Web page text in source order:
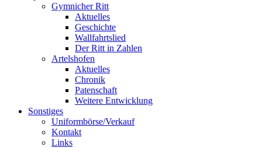
Gymnicher Ritt
Aktuelles
Geschichte
Wallfahrtslied
Der Ritt in Zahlen
Artelshofen
Aktuelles
Chronik
Patenschaft
Weitere Entwicklung
Sonstiges
Uniformbörse/Verkauf
Kontakt
Links